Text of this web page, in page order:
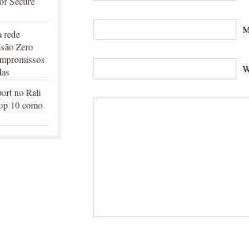
rede
Zero
no Rali
10 como